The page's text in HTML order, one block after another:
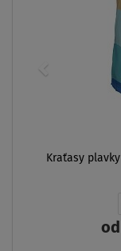
Kraťasy plavky
od